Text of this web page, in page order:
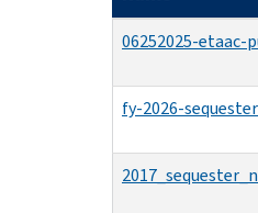
06252025-
fy-2026-